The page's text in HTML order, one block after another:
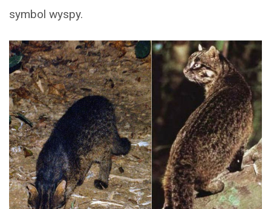
symbol wyspy.